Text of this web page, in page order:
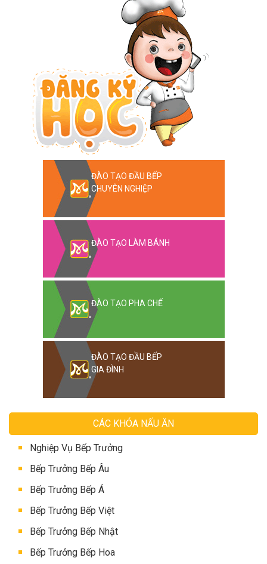
ĐÀO TẠO ĐẦU BẾP
CHUYÊN NGHIỆP
ĐÀO TẠO LÀM BÁNH
ĐÀO TẠO PHA CHẾ
ĐÀO TẠO ĐẦU BẾP
GIA ĐÌNH
CÁC KHÓA NẤU ĂN
Nghiệp Vụ Bếp Trưởng
Bếp Trưởng Bếp Âu
Bếp Trưởng Bếp Á
Bếp Trưởng Bếp Việt
Bếp Trưởng Bếp Nhật
Bếp Trưởng Bếp Hoa